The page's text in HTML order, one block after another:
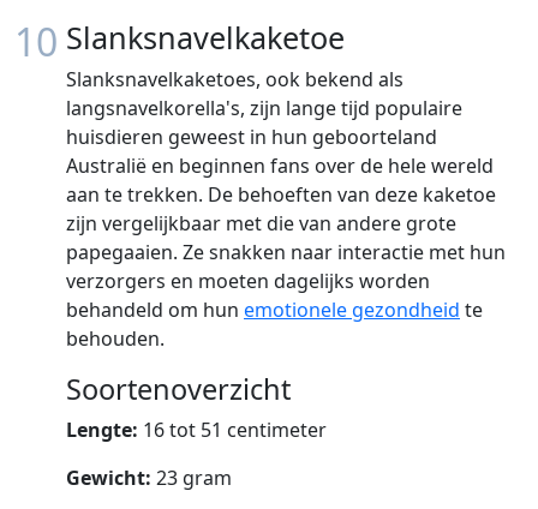
10 Slanksnavelkaketoe
Slanksnavelkaketoes, ook bekend als
langsnavelkorella's, zijn lange tijd populaire
huisdieren geweest in hun geboorteland
Australië en beginnen fans over de hele wereld
aan te trekken. De behoeften van deze kaketoe
zijn vergelijkbaar met die van andere grote
papegaaien. Ze snakken naar interactie met hun
verzorgers en moeten dagelijks worden
behandeld om hun emotionele gezondheid te
behouden.
Soortenoverzicht
Lengte: 16 tot 51 centimeter
Gewicht: 23 gram